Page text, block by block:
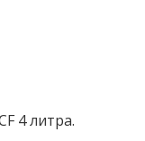
4 литра.